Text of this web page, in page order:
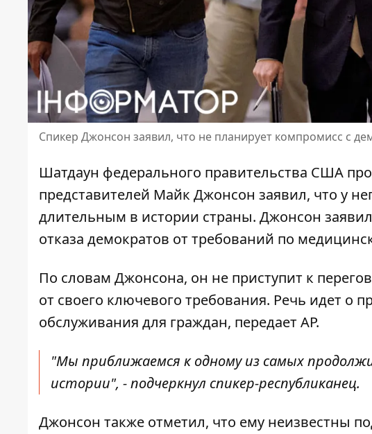
Спикер Джонсон заявил, что не планирует компромисс с
Шатдаун федерального правительства США
представителей Майк Джонсон заявил, что у
длительным в истории страны. Джонсон
отказа демократов от требований по
По словам Джонсона, он не приступит к
от своего ключевого требования. Речь идет о
обслуживания для граждан, передает AP.
"Мы приближаемся к одному из самых
истории", - подчеркнул спикер-республиканец.
Джонсон также отметил, что ему неизвестны